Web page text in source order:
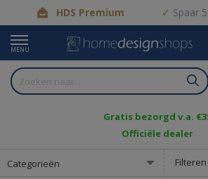
HDS Premium Spaar
MENU
Gratis bezorgd v.a.
Officiële dealer
Categorieën Filteren